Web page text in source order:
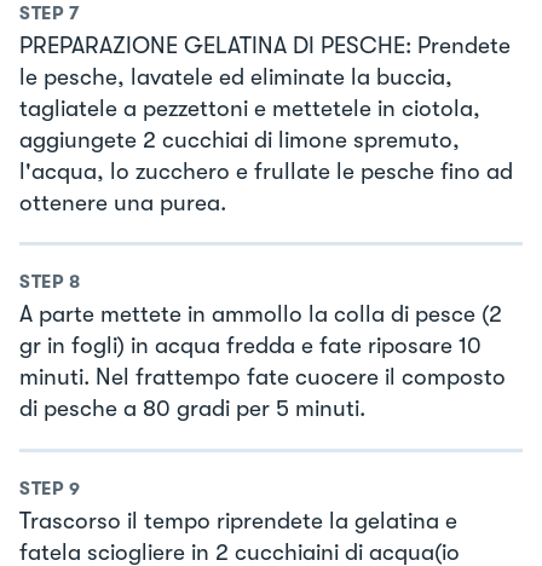
STEP 7
PREPARAZIONE GELATINA DI PESCHE: Prendete
le pesche, lavatele ed eliminate la buccia,
tagliatele a pezzettoni e mettetele in ciotola,
aggiungete 2 cucchiai di limone spremuto,
l'acqua, lo zucchero e frullate le pesche fino ad
ottenere una purea.
STEP 8
A parte mettete in ammollo la colla di pesce (2
gr in fogli) in acqua fredda e fate riposare 10
minuti. Nel frattempo fate cuocere il composto
di pesche a 80 gradi per 5 minuti.
STEP 9
Trascorso il tempo riprendete la gelatina e
fatela sciogliere in 2 cucchiaini di acqua(io